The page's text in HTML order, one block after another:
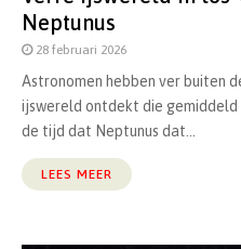
Neptunus
28 februari 2026
Astronomen hebben ver buiten
ijswereld ontdekt die gemiddeld
de tijd dat Neptunus dat...
LEES MEER